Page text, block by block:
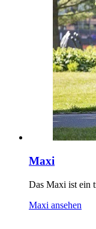
Maxi
Das Maxi ist ein
Maxi ansehen